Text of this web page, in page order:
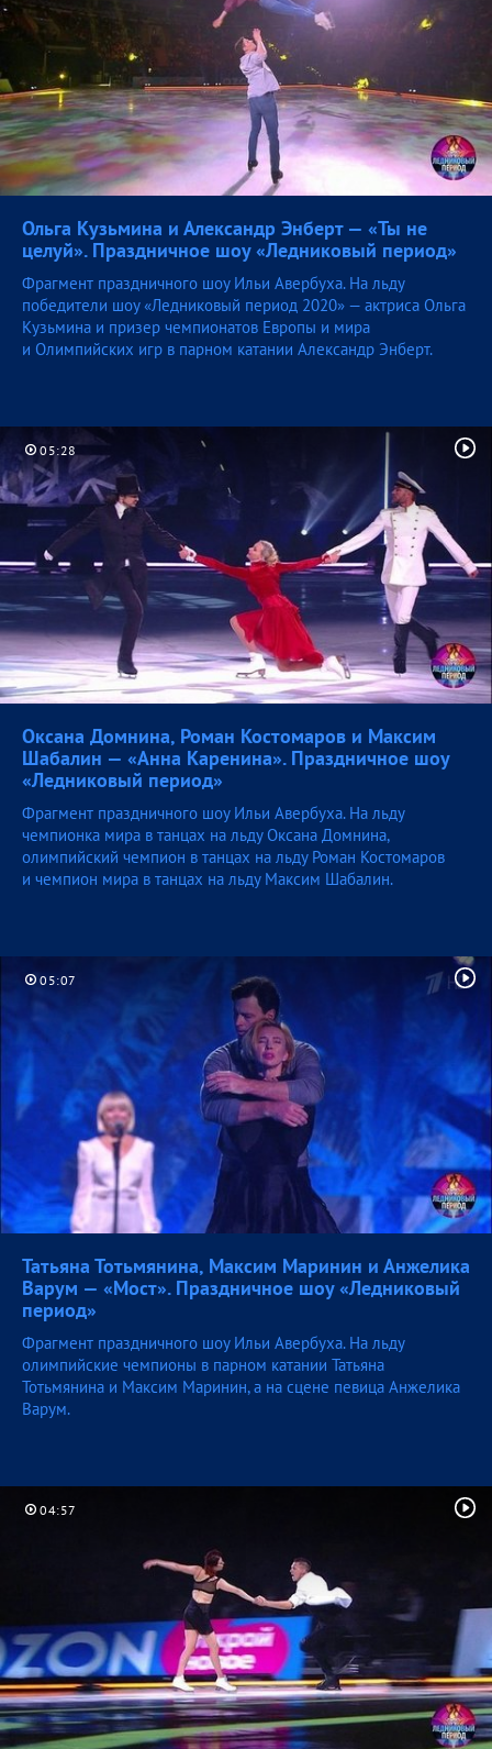
Ольга Кузьмина и Александр Энберт — «Ты не
целуй». Праздничное шоу «Ледниковый период»
Фрагмент праздничного шоу Ильи Авербуха. На льду
победители шоу «Ледниковый период 2020» — актриса Ольга
Кузьмина и призер чемпионатов Европы и мира
и Олимпийских игр в парном катании Александр Энберт.
05:28
Оксана Домнина, Роман Костомаров и Максим
Шабалин — «Анна Каренина». Праздничное шоу
«Ледниковый период»
Фрагмент праздничного шоу Ильи Авербуха. На льду
чемпионка мира в танцах на льду Оксана Домнина,
олимпийский чемпион в танцах на льду Роман Костомаров
и чемпион мира в танцах на льду Максим Шабалин.
05:07
Татьяна Тотьмянина, Максим Маринин и Анжелика
Варум — «Мост». Праздничное шоу «Ледниковый
период»
Фрагмент праздничного шоу Ильи Авербуха. На льду
олимпийские чемпионы в парном катании Татьяна
Тотьмянина и Максим Маринин, а на сцене певица Анжелика
Варум.
04:57